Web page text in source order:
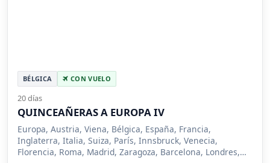
BÉLGICA CON VUELO
20 días
QUINCEAÑERAS A EUROPA IV
Europa, Austria, Viena, Bélgica, España, Francia,
Inglaterra, Italia, Suiza, París, Innsbruck, Venecia,
Florencia, Roma, Madrid, Zaragoza, Barcelona, Londres,